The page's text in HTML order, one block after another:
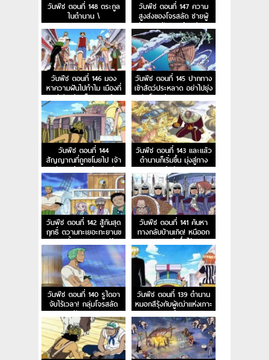
วันพีช ตอนที่ 148 ตระกูล
ในตำนาน \
วันพีช ตอนที่ 147 ความ
สูงส่งของโจรสลัด ชายผู้
เล่าความฝันและเจ้าแห่งการ
กู้ซากเรือ
วันพีช ตอนที่ 146 มอง
หาความฝันไปทำไม เมืองที่
น่ารังเกียจม็อคทาวน์
วันพีช ตอนที่ 145 ปากทาง
เข้าสัตว์ประหลาด อย่าไปยุ่ง
กับโจรสลัดหนวดขาวนะ
วันพีช ตอนที่ 144
สัญญาณที่ถูกขโมยไป เจ้า
แห่งการกู้ซากเรือมาชิร่า
วันพีช ตอนที่ 143 และแล้ว
ตำนานก็เริ่มขึ้น มุ่งสู่ทาง
สายรุ้งกันเถอะ
วันพีช ตอนที่ 142 สู้กันสุด
ฤทธิ์ ตวามทะเยอะทะยานข
องเวดตั้นและหอคอยสีรุ้ง
วันพีช ตอนที่ 141 ค้นหา
ทางกลับบ้านเกิด! หนีออก
จากสุสานเรือซึ่งไร้กาล
เวลา!
วันพีช ตอนที่ 140 รูไดอา
จับไร้เวลา! กลุ่มโจรสลัด
ฟักทอง!
วันพีช ตอนที่ 139 ตำนาน
หมอกสีรุ้งกับผู้เฒ่าแห่งเกาะ
ลูลูก้า!